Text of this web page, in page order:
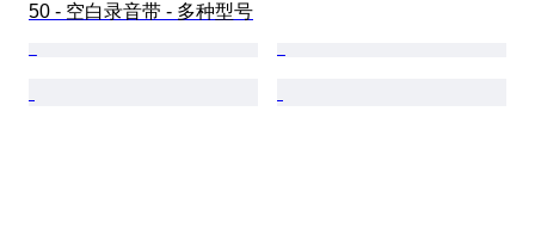
50 - 空白录音带 - 多种型号